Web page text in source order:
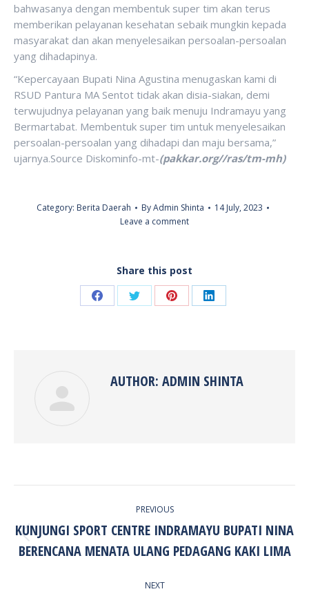
bahwasanya dengan membentuk super tim akan terus
memberikan pelayanan kesehatan sebaik mungkin kepada
masyarakat dan akan menyelesaikan persoalan-persoalan
yang dihadapinya.
“Kepercayaan Bupati Nina Agustina menugaskan kami di
RSUD Pantura MA Sentot tidak akan disia-siakan, demi
terwujudnya pelayanan yang baik menuju Indramayu yang
Bermartabat. Membentuk super tim untuk menyelesaikan
persoalan-persoalan yang dihadapi dan maju bersama,”
ujarnya.Source Diskominfo-mt-(pakkar.org//ras/tm-mh)
Category: Berita Daerah ByAdmin Shinta
14 July, 2023
Leave a comment
Share this post
Share Share Share Share
AUTHOR: ADMIN SHINTA
PREVIOUS
Previous
post:
KUNJUNGI SPORT CENTRE INDRAMAYU BUPATI NINA
BERENCANA MENATA ULANG PEDAGANG KAKI LIMA
NEXT